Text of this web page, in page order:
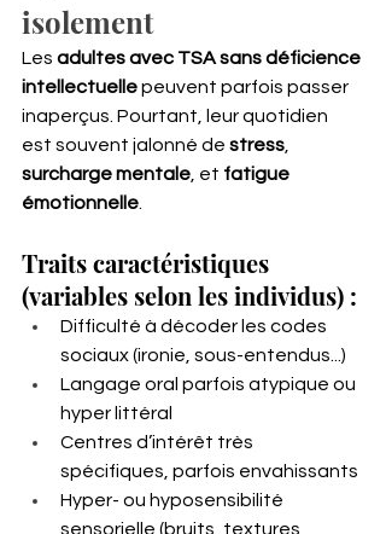
isolement
Les adultes avec TSA sans déficience
intellectuelle peuvent parfois passer
inaperçus. Pourtant, leur quotidien
est souvent jalonné de stress
surcharge mentale , et fatigue
émotionnelle
Traits caractéristiques
(variables selon les individus) :
Difficulté à décoder les codes
sociaux (ironie, sous-entendus...)
Langage oral parfois atypique ou
hyper littéral
Centres d’intérêt très
spécifiques, parfois envahissants
Hyper- ou hyposensibilité
sensorielle (bruits, textures,